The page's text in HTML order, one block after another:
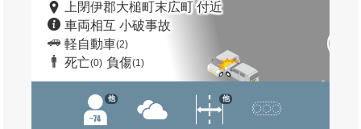
上閉伊郡大槌町末広町 付近
車両相互 小破事故
軽自動車(2)
死亡(0) 負傷(1)
他 他